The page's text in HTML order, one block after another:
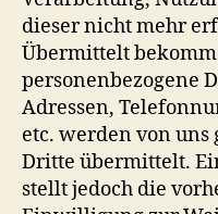
dieser nicht mehr
Übermittelt
personenbezogene
Adressen,
etc. werden von
Dritte übermittelt.
stellt jedoch die